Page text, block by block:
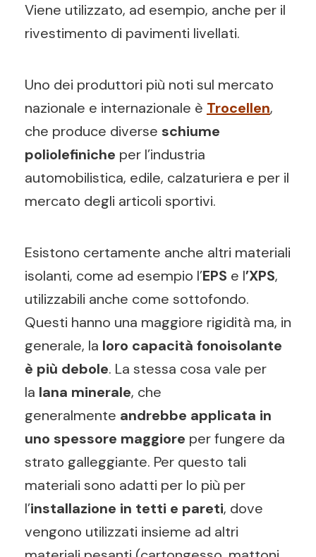
Viene utilizzato, ad esempio, anche per il
rivestimento di pavimenti livellati.
Uno dei produttori più noti sul mercato
nazionale e internazionale è Trocellen,
che produce diverse schiume
poliolefiniche per l’industria
automobilistica, edile, calzaturiera e per il
mercato degli articoli sportivi.
Esistono certamente anche altri materiali
isolanti, come ad esempio l’EPS e l’XPS,
utilizzabili anche come sottofondo.
Questi hanno una maggiore rigidità ma, in
generale, la loro capacità fonoisolante
è più debole. La stessa cosa vale per
la lana minerale, che
generalmente andrebbe applicata in
uno spessore maggiore per fungere da
strato galleggiante. Per questo tali
materiali sono adatti per lo più per
l’installazione in tetti e pareti, dove
vengono utilizzati insieme ad altri